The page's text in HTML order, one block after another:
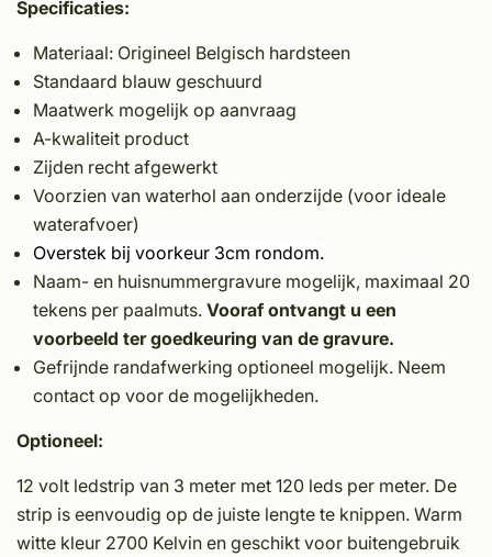
Specificaties:
Materiaal: Origineel Belgisch hardsteen
Standaard blauw geschuurd
Maatwerk mogelijk op aanvraag
A-kwaliteit product
Zijden recht afgewerkt
Voorzien van waterhol aan onderzijde (voor ideale
waterafvoer)
Overstek bij voorkeur 3cm rondom.
Naam- en huisnummergravure mogelijk, maximaal 20
tekens per paalmuts. Vooraf ontvangt u een
voorbeeld ter goedkeuring van de gravure.
Gefrijnde randafwerking optioneel mogelijk. Neem
contact op voor de mogelijkheden.
Optioneel:
12 volt ledstrip van 3 meter met 120 leds per meter. De
strip is eenvoudig op de juiste lengte te knippen. Warm
witte kleur 2700 Kelvin en geschikt voor buitengebruik